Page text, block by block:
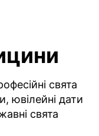
свята
ювілейні дати
свята